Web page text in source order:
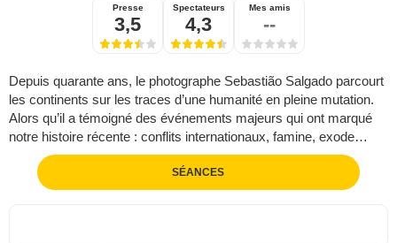
Presse
3,5
Spectateurs
4,3
Mes amis
--
Depuis quarante ans, le photographe Sebastião Salgado parcourt
les continents sur les traces d’une humanité en pleine mutation.
Alors qu’il a témoigné des événements majeurs qui ont marqué
notre histoire récente : conflits internationaux, famine, exode…
SÉANCES